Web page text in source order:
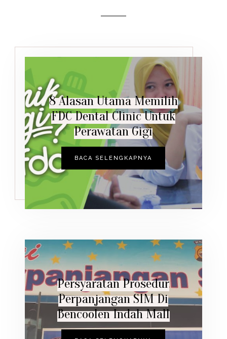
8 Alasan Utama Memilih
FDC Dental Clinic Untuk
Perawatan Gigi
BACA SELENGKAPNYA
Persyaratan Prosedur
Perpanjangan SIM Di
Bencoolen Indah Mall